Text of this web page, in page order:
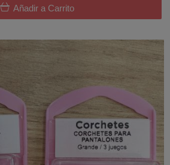
Añadir a Carrito